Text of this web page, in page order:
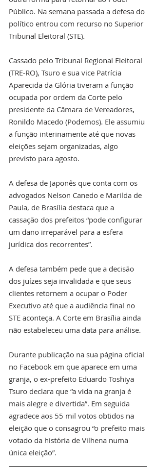
Público. Na semana passada a defesa do
político entrou com recurso no Superior
Tribunal Eleitoral (STE).
Cassado pelo Tribunal Regional Eleitoral
(TRE-RO), Tsuro e sua vice Patrícia
Aparecida da Glória tiveram a função
ocupada por ordem da Corte pelo
presidente da Câmara de Vereadores,
Ronildo Macedo (Podemos). Ele assumiu
a função interinamente até que novas
eleições sejam organizadas, algo
previsto para agosto.
A defesa de Japonês que conta com os
advogados Nelson Canedo e Marilda de
Paula, de Brasília destaca que a
cassação dos prefeitos “pode configurar
um dano irreparável para a esfera
jurídica dos recorrentes”.
A defesa também pede que a decisão
dos juízes seja invalidada e que seus
clientes retornem a ocupar o Poder
Executivo até que a audiência final no
STE aconteça. A Corte em Brasília ainda
não estabeleceu uma data para análise.
Durante publicação na sua página oficial
no Facebook em que aparece em uma
granja, o ex-prefeito Eduardo Toshiya
Tsuro declara que “a vida na granja é
mais alegre e divertida”. Em seguida
agradece aos 55 mil votos obtidos na
eleição que o consagrou “o prefeito mais
votado da história de Vilhena numa
única eleição”.